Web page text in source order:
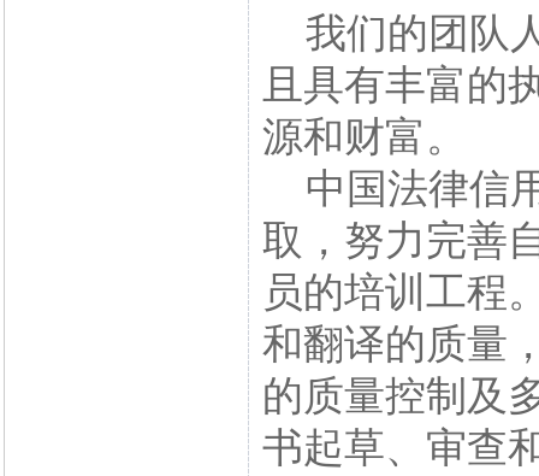
我们的团队
且具有丰富的
源和财富。
中国法律信
取，努力完善
员的培训工程
和翻译的质量
的质量控制及
书起草、审查